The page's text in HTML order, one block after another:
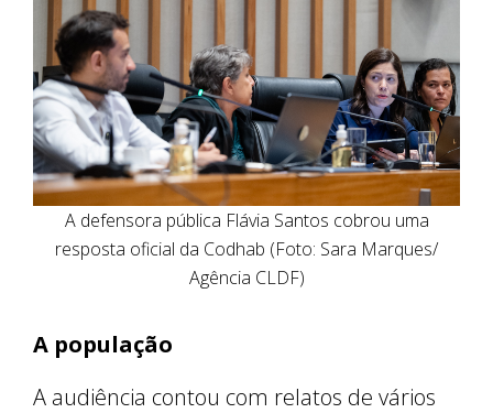
A defensora pública Flávia Santos cobrou uma
resposta oficial da Codhab (Foto: Sara Marques/
Agência CLDF)
A população
A audiência contou com relatos de vários